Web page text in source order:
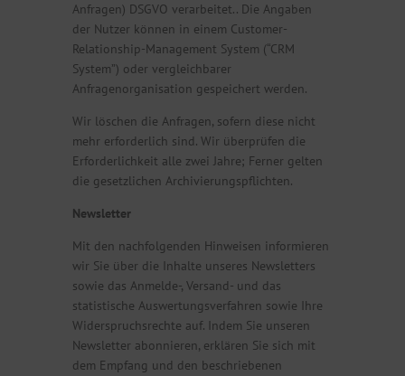
Anfragen) DSGVO verarbeitet.. Die Angaben
der Nutzer können in einem Customer-
Relationship-Management System (“CRM
System”) oder vergleichbarer
Anfragenorganisation gespeichert werden.
Wir löschen die Anfragen, sofern diese nicht
mehr erforderlich sind. Wir überprüfen die
Erforderlichkeit alle zwei Jahre; Ferner gelten
die gesetzlichen Archivierungspflichten.
Newsletter
Mit den nachfolgenden Hinweisen informieren
wir Sie über die Inhalte unseres Newsletters
sowie das Anmelde-, Versand- und das
statistische Auswertungsverfahren sowie Ihre
Widerspruchsrechte auf. Indem Sie unseren
Newsletter abonnieren, erklären Sie sich mit
dem Empfang und den beschriebenen